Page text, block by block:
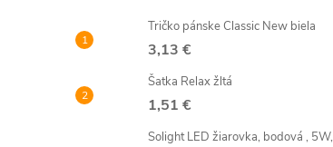
Tričko pánske Classic New biela
3,13 €
Šatka Relax žltá
1,51 €
Solight LED žiarovka, bodová , 5W,